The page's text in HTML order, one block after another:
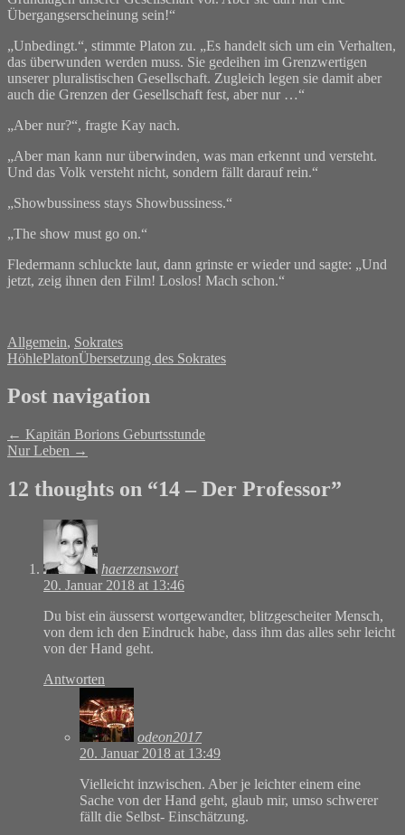
Übergangserscheinung sein!“
„Unbedingt.“, stimmte Platon zu. „Es handelt sich um ein Verhalten,
das überwunden werden muss. Sie gedeihen im Grenzwertigen
unserer pluralistischen Gesellschaft. Zugleich legen sie damit aber
auch die Grenzen der Gesellschaft fest, aber nur …“
„Aber nur?“, fragte Kay nach.
„Aber man kann nur überwinden, was man erkennt und versteht.
Und das Volk versteht nicht, sondern fällt darauf rein.“
„Showbussiness stays Showbussiness.“
„The show must go on.“
Fledermann schluckte laut, dann grinste er wieder und sagte: „Und
jetzt, zeig ihnen den Film! Loslos! Mach schon.“
Allgemein, Sokrates
HöhlePlatonÜbersetzung des Sokrates
Post navigation
← Kapitän Borions Geburtsstunde
Nur Leben →
12 thoughts on “14 – Der Professor”
haerzenswort
20. Januar 2018 at 13:46
Du bist ein äusserst wortgewandter, blitzgescheiter Mensch,
von dem ich den Eindruck habe, dass ihm das alles sehr leicht
von der Hand geht.
Antworten
odeon2017
20. Januar 2018 at 13:49
Vielleicht inzwischen. Aber je leichter einem eine
Sache von der Hand geht, glaub mir, umso schwerer
fällt die Selbst- Einschätzung.